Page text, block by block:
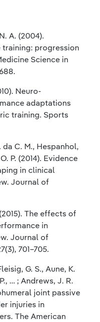
A. (2004).
progression
Science in
Neuro-
adaptations
training. Sports
da C. M., Hespanhol,
P. (2014). Evidence
in clinical
Journal of
The effects of
in
Journal of
701–705.
G. S., Aune, K.
… ; Andrews, J. R.
joint passive
injuries in
The American